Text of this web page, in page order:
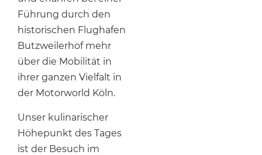
Führung durch den
historischen Flughafen
Butzweilerhof mehr
über die Mobilität in
ihrer ganzen Vielfalt in
der Motorworld Köln.
Unser kulinarischer
Höhepunkt des Tages
ist der Besuch im